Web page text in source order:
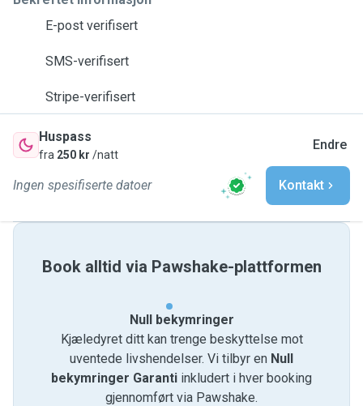
E-post verifisert
SMS-verifisert
Stripe-verifisert
Huspass
fra 250 kr /natt
Endre
Ingen spesifiserte datoer Kontakt
Book alltid via Pawshake-plattformen
Null bekymringer
Kjæledyret ditt kan trenge beskyttelse mot
uventede livshendelser. Vi tilbyr en Null
bekymringer Garanti inkludert i hver booking
gjennomført via Pawshake.